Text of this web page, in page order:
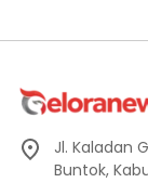
Jl. Kaladan
Buntok,